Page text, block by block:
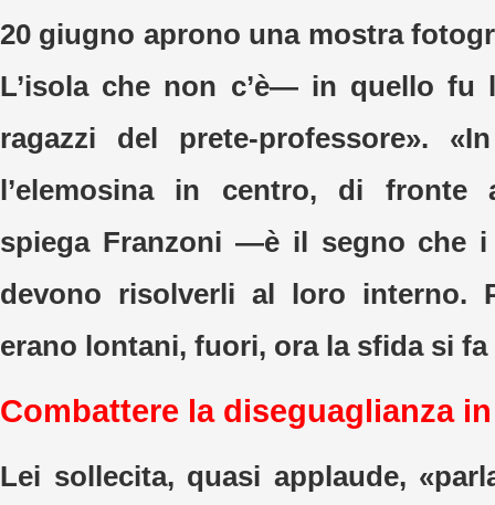
20 giugno aprono una mostra
L’isola che non c’è— in quello fu
ragazzi del prete-professore».
l’elemosina in centro, di fronte
spiega Franzoni —è il segno che
devono risolverli al loro interno.
erano lontani, fuori, ora la sfida si
Combattere la diseguaglianza
Lei sollecita, quasi applaude,